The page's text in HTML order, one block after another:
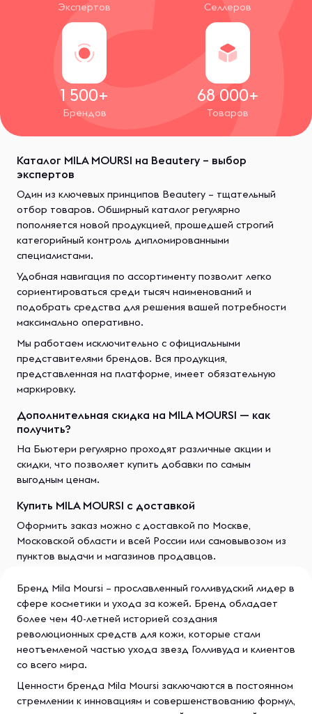
Экспертов Селлеров
1 500+
Брендов
68 000+
Товаров
Каталог MILA MOURSI на Beautery – выбор
экспертов
Один из ключевых принципов Beautery – тщательный
отбор товаров. Обширный каталог регулярно
пополняется новой продукцией, прошедшей строгий
категорийный контроль дипломированными
специалистами.
Удобная навигация по ассортименту позволит легко
сориентироваться среди тысяч наименований и
подобрать средства для решения вашей потребности
максимально оперативно.
Мы работаем исключительно с официальными
представителями брендов. Вся продукция,
представленная на платформе, имеет обязательную
маркировку.
Дополнительная скидка на MILA MOURSI — как
получить?
На Бьютери регулярно проходят различные акции и
скидки, что позволяет купить добавки по самым
выгодным ценам.
Купить MILA MOURSI с доставкой
Оформить заказ можно с доставкой по Москве,
Московской области и всей России или самовывозом из
пунктов выдачи и магазинов продавцов.
Бренд Mila Moursi – прославленный голливудский лидер в
сфере косметики и ухода за кожей. Бренд обладает
более чем 40-летней историей создания
революционных средств для кожи, которые стали
неотъемлемой частью ухода звезд Голливуда и клиентов
со всего мира.
Ценности бренда Mila Moursi заключаются в постоянном
стремлении к инновациям и совершенствованию формул,